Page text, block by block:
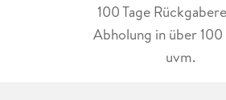
100 Tage
Abholung in über 100
uvm.